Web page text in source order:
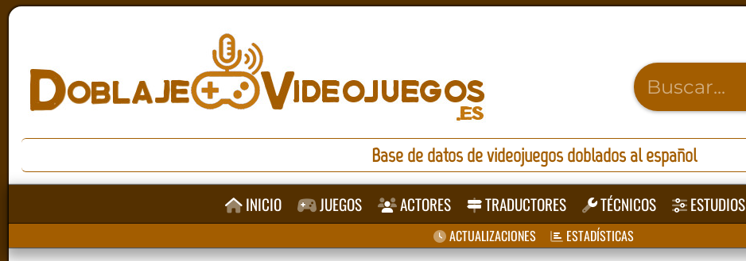
Base de datos de videojuegos doblados al español
INICIO JUEGOS ACTORES TRADUCTORES TÉCNICOS ESTUDIOS
ACTUALIZACIONES ESTADÍSTICAS